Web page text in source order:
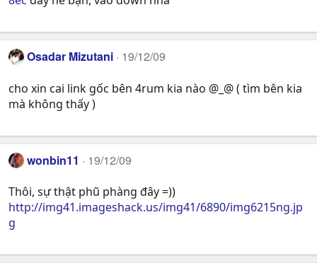
Osadar Mizutani 19/12/09
cho xin cai link gốc bên 4rum kia nào @_@ ( tìm bên kia
mà không thấy )
wonbin11 19/12/09
Thôi, sự thật phũ phàng đây =))
http://img41.imageshack.us/img41/6890/img6215ng.jp
g